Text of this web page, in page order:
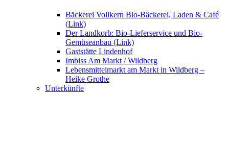
Bäckerei Vollkern Bio-Bäckerei, Laden & Café
(Link)
Der Landkorb: Bio-Lieferservice und Bio-
Gemüseanbau (Link)
Gaststätte Lindenhof
Imbiss Am Markt / Wildberg
Lebensmittelmarkt am Markt in Wildberg –
Heike Grothe
Unterkünfte